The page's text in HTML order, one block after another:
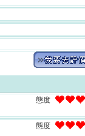
態度
態度